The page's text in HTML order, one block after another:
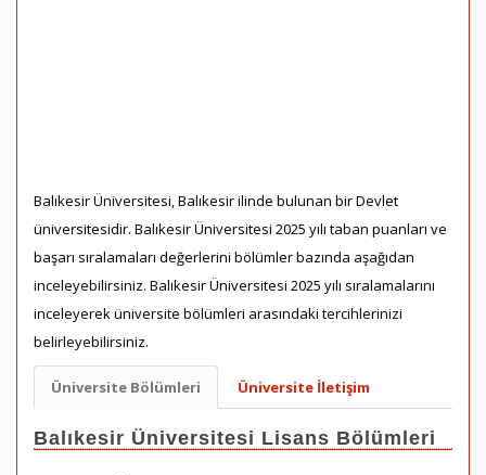
Balıkesir Üniversitesi, Balıkesir ilinde bulunan bir Devlet
üniversitesidir. Balıkesir Üniversitesi 2025 yılı taban puanları ve
başarı sıralamaları değerlerini bölümler bazında aşağıdan
inceleyebilirsiniz. Balıkesir Üniversitesi 2025 yılı sıralamalarını
inceleyerek üniversite bölümleri arasındaki tercihlerinizi
belirleyebilirsiniz.
Üniversite Bölümleri Üniversite İletişim
Balıkesir Üniversitesi Lisans Bölümleri